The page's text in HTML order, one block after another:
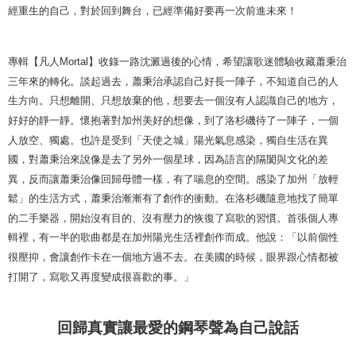
經重生的自己，對於回到舞台，已經準備好要再一次前進未來！
專輯【凡人 Mortal 】收錄一路沈澱過後的心情，希望讓歌迷體驗收藏蕭秉治
三年來的轉化。談起過去，蕭秉治承認自己好長一陣子，不知道自己的人
生方向。只想離開、只想放棄的他，想要去一個沒有人認識自己的地方，
好好的靜一靜。懷抱著對加州美好的想像，到了洛杉磯待了一陣子，一個
人放空、獨處。也許是受到「天使之城」陽光氣息感染，獨自生活在異
國，對蕭秉治來說像是去了另外一個星球，因為語言的隔閡與文化的差
異，反而讓蕭秉治像回歸母體一樣，有了喘息的空間。感染了加州「放輕
鬆」的生活方式，蕭秉治漸漸有了創作的衝動。在洛杉磯隨意地找了簡單
的二手樂器，開始沒有目的、沒有壓力的恢復了寫歌的習慣。首張個人專
輯裡，有一半的歌曲都是在加州陽光生活裡創作而成。他說：「以前個性
很壓抑，會讓創作卡在一個地方過不去。在美國的時候，眼界跟心情都被
打開了，寫歌又再度變成很喜歡的事。」
回歸真實讓最愛的鋼琴聲為自己說話